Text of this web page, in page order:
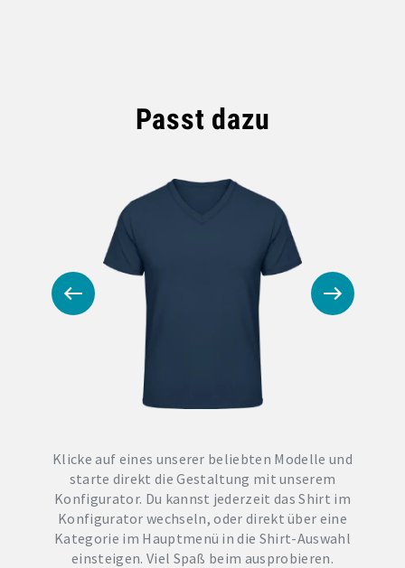
Passt dazu
Klicke auf eines unserer beliebten Modelle und
starte direkt die Gestaltung mit unserem
Konfigurator. Du kannst jederzeit das Shirt im
Konfigurator wechseln, oder direkt über eine
Kategorie im Hauptmenü in die Shirt-Auswahl
einsteigen. Viel Spaß beim ausprobieren.